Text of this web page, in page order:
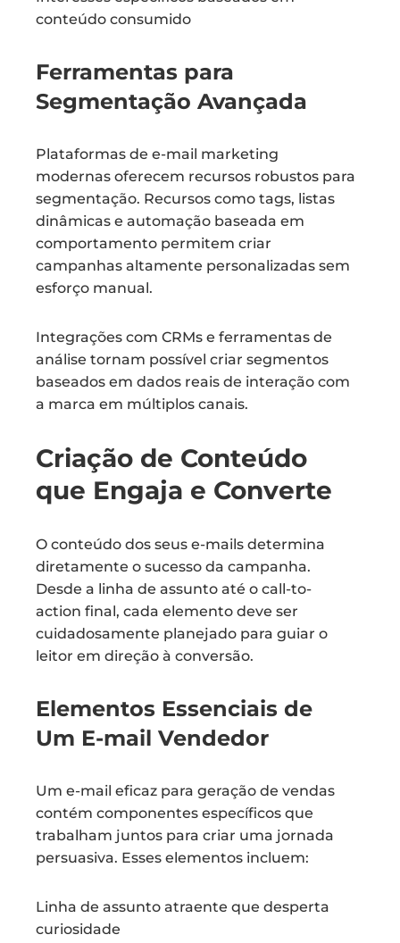
conteúdo consumido
Ferramentas para
Segmentação Avançada
Plataformas de e-mail marketing
modernas oferecem recursos robustos para
segmentação. Recursos como tags, listas
dinâmicas e automação baseada em
comportamento permitem criar
campanhas altamente personalizadas sem
esforço manual.
Integrações com CRMs e ferramentas de
análise tornam possível criar segmentos
baseados em dados reais de interação com
a marca em múltiplos canais.
Criação de Conteúdo
que Engaja e Converte
O conteúdo dos seus e-mails determina
diretamente o sucesso da campanha.
Desde a linha de assunto até o call-to-
action final, cada elemento deve ser
cuidadosamente planejado para guiar o
leitor em direção à conversão.
Elementos Essenciais de
Um E-mail Vendedor
Um e-mail eficaz para geração de vendas
contém componentes específicos que
trabalham juntos para criar uma jornada
persuasiva. Esses elementos incluem:
Linha de assunto atraente que desperta
curiosidade